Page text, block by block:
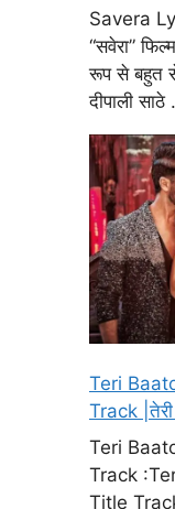
Savera
“सवेरा”
रूप से बहुत
दीपाली
Teri
Track |तेरी
Teri
Track
Title